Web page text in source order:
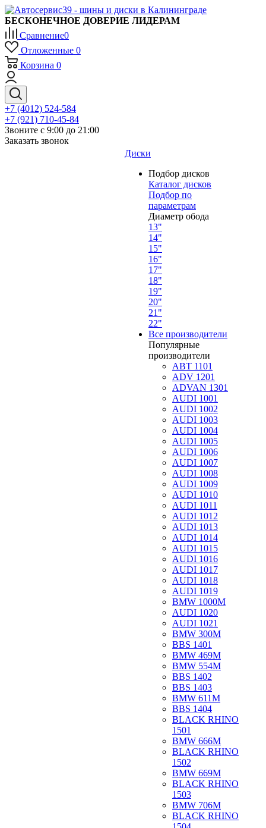
БЕСКОНЕЧНОЕ ДОВЕРИЕ ЛИДЕРАМ
Сравнение0
Отложенные 0
Корзина 0
+7 (4012) 524-584
+7 (921) 710-45-84
Звоните с 9:00 до 21:00
Заказать звонок
Диски
Подбор дисков
Каталог дисков
Подбор по
параметрам
Диаметр обода
13"
14"
15"
16"
17"
18"
19"
20"
21"
22"
Все производители
Популярные
производители
ABT 1101
ADV 1201
ADVAN 1301
AUDI 1001
AUDI 1002
AUDI 1003
AUDI 1004
AUDI 1005
AUDI 1006
AUDI 1007
AUDI 1008
AUDI 1009
AUDI 1010
AUDI 1011
AUDI 1012
AUDI 1013
AUDI 1014
AUDI 1015
AUDI 1016
AUDI 1017
AUDI 1018
AUDI 1019
BMW 1000M
AUDI 1020
AUDI 1021
BMW 300M
BBS 1401
BMW 469M
BMW 554M
BBS 1402
BBS 1403
BMW 611M
BBS 1404
BLACK RHINO
1501
BMW 666M
BLACK RHINO
1502
BMW 669M
BLACK RHINO
1503
BMW 706M
BLACK RHINO